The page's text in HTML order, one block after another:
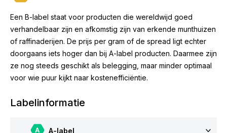
Een B-label staat voor producten die wereldwijd goed
verhandelbaar zijn en afkomstig zijn van erkende munthuizen
of raffinaderijen. De prijs per gram of de spread ligt echter
doorgaans iets hoger dan bij A-label producten. Daarmee zijn
ze nog steeds geschikt als belegging, maar minder optimaal
voor wie puur kijkt naar kostenefficiëntie.
Labelinformatie
A-label